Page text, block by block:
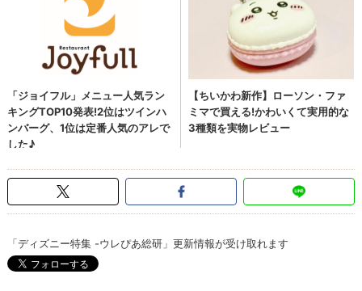
「ディズニー特集 -ウレぴあ総研」更新情報が受け取れます